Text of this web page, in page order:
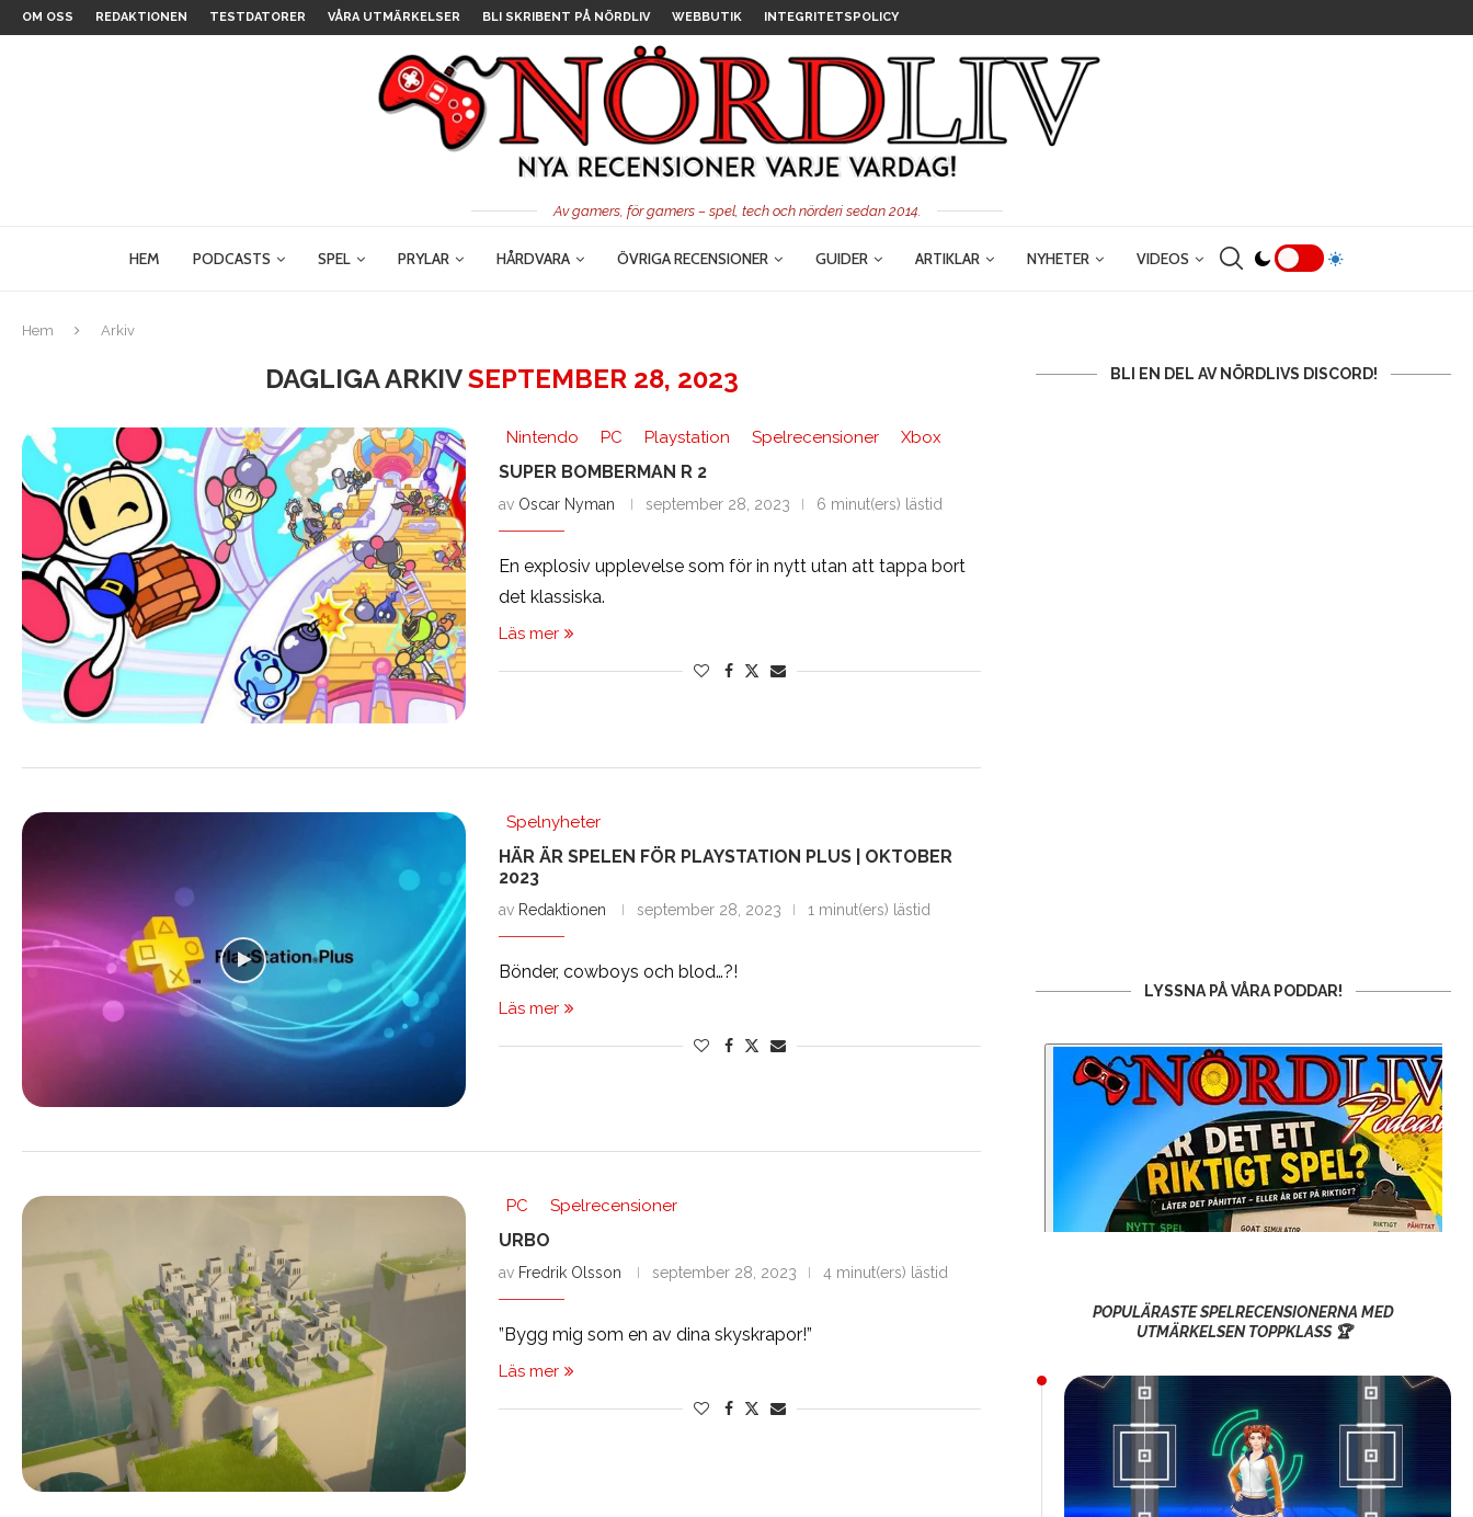
OM OSS REDAKTIONEN TESTDATORER VÅRA UTMÄRKELSER BLI SKRIBENT PÅ NÖRDLIV WEBBUTIK INTEGRITETSPOLICY
Av gamers, för gamers – spel, tech och nörderi sedan 2014.
HEM PODCASTS SPEL PRYLAR HÅRDVARA ÖVRIGA RECENSIONER GUIDER ARTIKLAR NYHETER VIDEOS
Hem Arkiv
DAGLIGA ARKIVSEPTEMBER 28, 2023
Nintendo PC Playstation Spelrecensioner Xbox
SUPER BOMBERMAN R 2
av Oscar Nyman september 28, 2023 6 minut(ers) lästid
En explosiv upplevelse som för in nytt utan att tappa bort
det klassiska.
Läs mer
Spelnyheter
HÄR ÄR SPELEN FÖR PLAYSTATION PLUS | OKTOBER
2023
av Redaktionen september 28, 2023 1 minut(ers) lästid
Bönder, cowboys och blod…?!
Läs mer
PC Spelrecensioner
URBO
av Fredrik Olsson september 28, 2023 4 minut(ers) lästid
”Bygg mig som en av dina skyskrapor!”
Läs mer
BLI EN DEL AV NÖRDLIVS DISCORD!
LYSSNA PÅ VÅRA PODDAR!
POPULÄRASTE SPELRECENSIONERNA MED
UTMÄRKELSEN TOPPKLASS 🏆